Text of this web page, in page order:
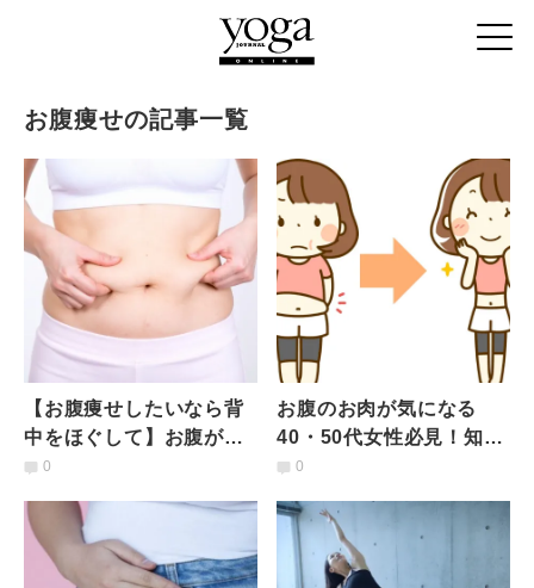
お腹痩せの記事一覧
【お腹痩せしたいなら背
中をほぐして】お腹が薄
くなる！魔法の「広背
0
お腹のお肉が気になる
40・50代女性必見！知ら
ないと損する、お腹痩せ
運動
0